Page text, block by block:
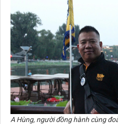
A Hùng, người đồng hành cùng